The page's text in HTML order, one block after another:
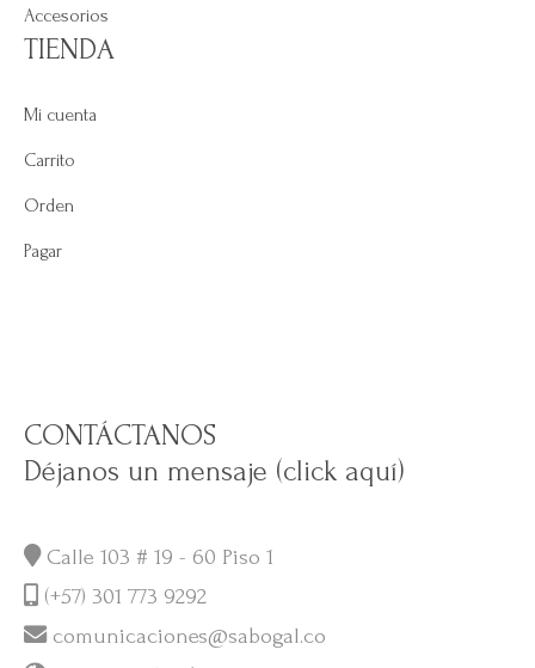
Accesorios
TIENDA
Mi cuenta
Carrito
Orden
Pagar
CONTÁCTANOS
Déjanos un mensaje (click aquí)
Calle 103 # 19 - 60 Piso 1
(+57) 301 773 9292
comunicaciones@sabogal.co